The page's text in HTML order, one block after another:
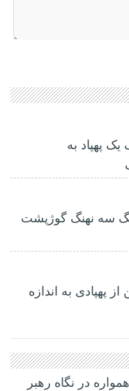
پهپاد به
سه نهنگ گوژپشت
پهپادی به اندازه
در نگاه رهبر